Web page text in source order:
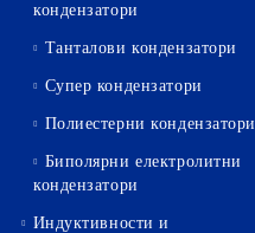
кондензатори
Танталови кондензатори
Супер кондензатори
Полиестерни кондензатори
Биполярни електролитни
кондензатори
Индуктивности и